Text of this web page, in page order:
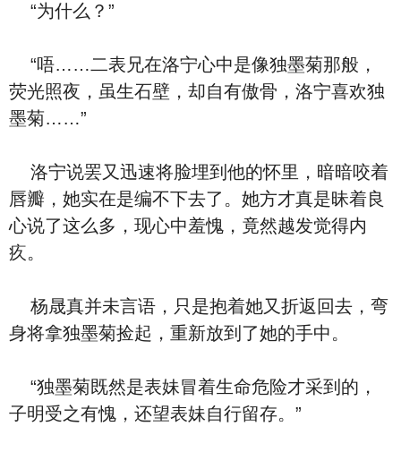
“为什么？”
“唔……二表兄在洛宁心中是像独墨菊那般，
荧光照夜，虽生石壁，却自有傲骨，洛宁喜欢独
墨菊……”
洛宁说罢又迅速将脸埋到他的怀里，暗暗咬着
唇瓣，她实在是编不下去了。她方才真是昧着良
心说了这么多，现心中羞愧，竟然越发觉得内
疚。
杨晟真并未言语，只是抱着她又折返回去，弯
身将拿独墨菊捡起，重新放到了她的手中。
“独墨菊既然是表妹冒着生命危险才采到的，
子明受之有愧，还望表妹自行留存。”